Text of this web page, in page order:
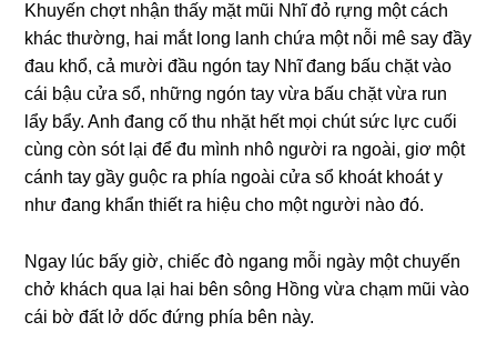
Khuyến chợt nhận thấy mặt mũi Nhĩ đỏ rựng một cách
khác thường, hai mắt long lanh chứa một nỗi mê say đầy
đau khổ, cả mười đầu ngón tay Nhĩ đang bấu chặt vào
cái bậu cửa sổ, những ngón tay vừa bấu chặt vừa run
lẩy bẩy. Anh đang cố thu nhặt hết mọi chút sức lực cuối
cùng còn sót lại để đu mình nhô người ra ngoài, giơ một
cánh tay gầy guộc ra phía ngoài cửa sổ khoát khoát y
như đang khẩn thiết ra hiệu cho một người nào đó.
Ngay lúc bấy giờ, chiếc đò ngang mỗi ngày một chuyến
chở khách qua lại hai bên sông Hồng vừa chạm mũi vào
cái bờ đất lở dốc đứng phía bên này.